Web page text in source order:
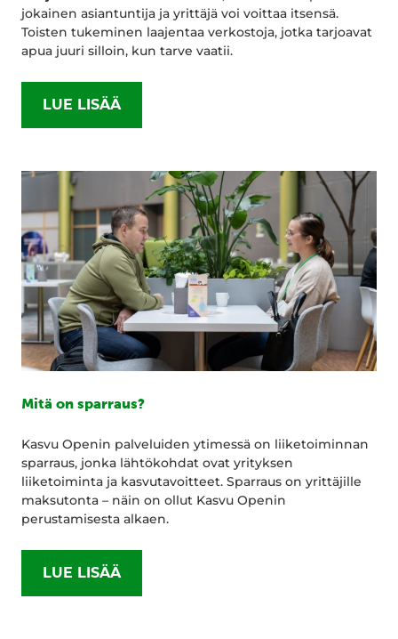
jokainen asiantuntija ja yrittäjä voi voittaa itsensä.
Toisten tukeminen laajentaa verkostoja, jotka tarjoavat
apua juuri silloin, kun tarve vaatii.
LUE LISÄÄ
Mitä on sparraus?
Kasvu Openin palveluiden ytimessä on liiketoiminnan
sparraus, jonka lähtökohdat ovat yrityksen
liiketoiminta ja kasvutavoitteet. Sparraus on yrittäjille
maksutonta – näin on ollut Kasvu Openin
perustamisesta alkaen.
LUE LISÄÄ